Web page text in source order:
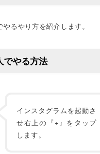
るやり方を紹介します。
でやる方法
インスタグラムを起動さ
せ右上の『+』をタップ
します。